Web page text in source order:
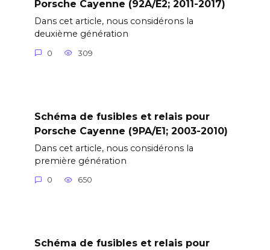
Porsche Cayenne (92A/E2; 2011-2017)
Dans cet article, nous considérons la
deuxième génération
0 309
Schéma de fusibles et relais pour
Porsche Cayenne (9PA/E1; 2003-2010)
Dans cet article, nous considérons la
première génération
0 650
Schéma de fusibles et relais pour